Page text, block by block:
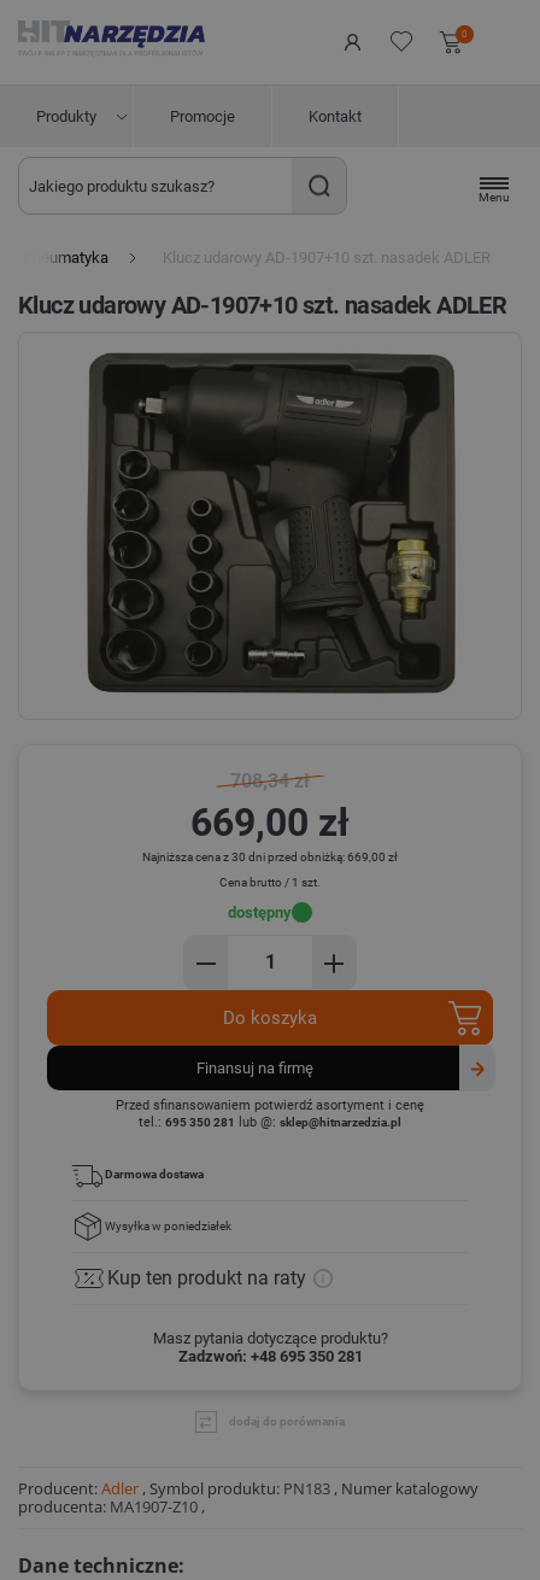
0
Produkty Promocje Kontakt
Menu
Pneumatyka Klucz udarowy AD-1907+10 szt. nasadek ADLER
Klucz udarowy AD-1907+10 szt. nasadek ADLER
708,34 zł
669,00 zł
Najniższa cena z 30 dni przed obniżką: 669,00 zł
Cena brutto / 1 szt.
dostępny
Do koszyka
finansuj na firmę
Przed sfinansowaniem potwierdź asortyment i cenę
tel.: 695 350 281 lub @: sklep@hitnarzedzia.pl
Darmowa dostawa
Wysyłkaw poniedziałek
Kup ten produkt na raty
Masz pytania dotyczące produktu?
Zadzwoń: +48 695 350 281
dodaj do porównania
Producent:Adler , Symbol produktu: PN183 , Numer katalogowy
producenta: MA1907-Z10 ,
Dane techniczne: